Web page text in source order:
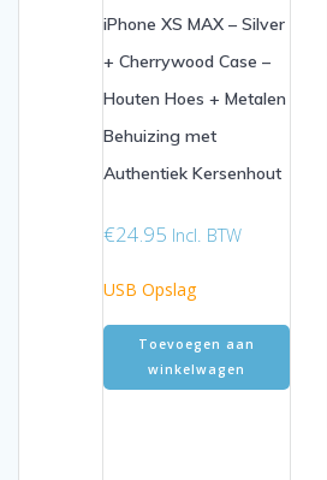
iPhone XS MAX – Silver
+ Cherrywood Case –
Houten Hoes + Metalen
Behuizing met
Authentiek Kersenhout
€24.95 Incl. BTW
USB Opslag
Toevoegen aan
winkelwagen